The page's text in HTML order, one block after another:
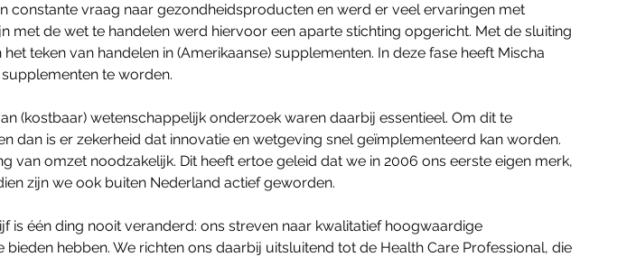
constante vraag naar gezondheidsproducten en werd er veel ervaringen met
de wet te handelen werd hiervoor een aparte stichting opgericht. Met de sluiting
teken van handelen in (Amerikaanse) supplementen. In deze fase heeft Mischa
te worden.
(kostbaar) wetenschappelijk onderzoek waren daarbij essentieel. Om dit te
dan is er zekerheid dat innovatie en wetgeving snel geïmplementeerd kan worden.
omzet noodzakelijk. Dit heeft ertoe geleid dat we in 2006 ons eerste eigen merk,
zijn we ook buiten Nederland actief geworden.
één ding nooit veranderd: ons streven naar kwalitatief hoogwaardige
hebben. We richten ons daarbij uitsluitend tot de Health Care Professional, die